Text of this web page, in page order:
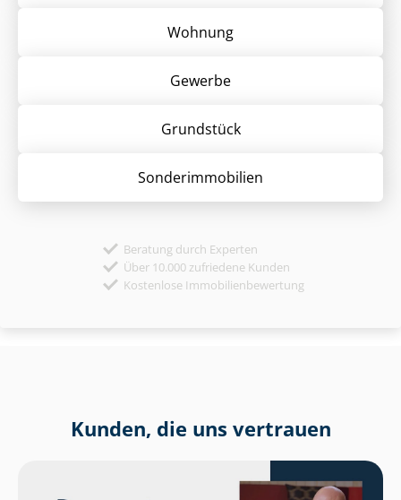
Wohnung
Gewerbe
Grund­stück
Sonder­immobilien
Beratung durch Experten
Über 10.000 zufriedene Kunden
Kostenlose Immobilienbewertung
Kunden, die uns vertrauen